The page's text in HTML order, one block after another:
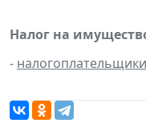
Налог на
- налогоплательщики